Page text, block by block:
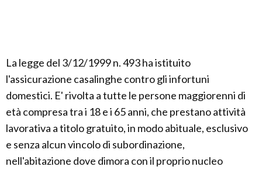
La legge del 3/12/1999 n. 493 ha istituito
l'assicurazione casalinghe contro gli infortuni
domestici. E' rivolta a tutte le persone maggiorenni di
età compresa tra i 18 e i 65 anni, che prestano attività
lavorativa a titolo gratuito, in modo abituale, esclusivo
e senza alcun vincolo di subordinazione,
nell'abitazione dove dimora con il proprio nucleo